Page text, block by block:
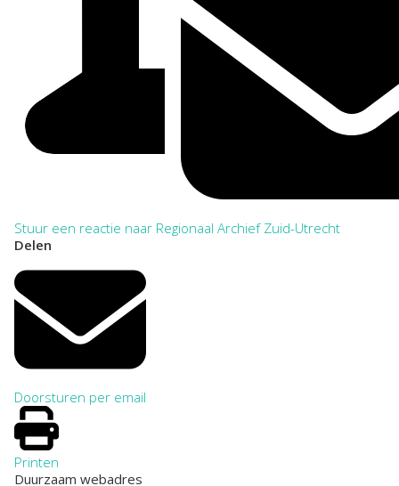
Stuur een reactie naar Regionaal Archief Zuid-Utrecht
Delen
Doorsturen per email
Printen
Duurzaam webadres